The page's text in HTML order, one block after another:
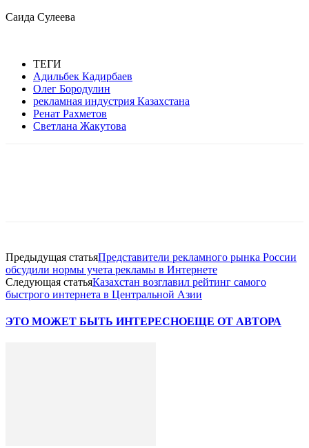
Саида Сулеева
ТЕГИ
Адильбек Кадирбаев
Олег Бородулин
рекламная индустрия Казахстана
Ренат Рахметов
Светлана Жакутова
Предыдущая статьяПредставители рекламного рынка России
обсудили нормы учета рекламы в Интернете
Следующая статьяКазахстан возглавил рейтинг самого
быстрого интернета в Центральной Азии
ЭТО МОЖЕТ БЫТЬ ИНТЕРЕСНОЕЩЕ ОТ АВТОРА